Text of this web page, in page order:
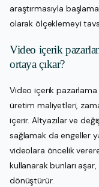
araştırmasıyla
olarak ölçeklemeyi
Video içerik
ortaya çıkar?
Video içerik
üretim maliyetleri,
içerir. Altyazılar ve
sağlamak da engeller
videolara öncelik
kullanarak bunları
dönüştürür.